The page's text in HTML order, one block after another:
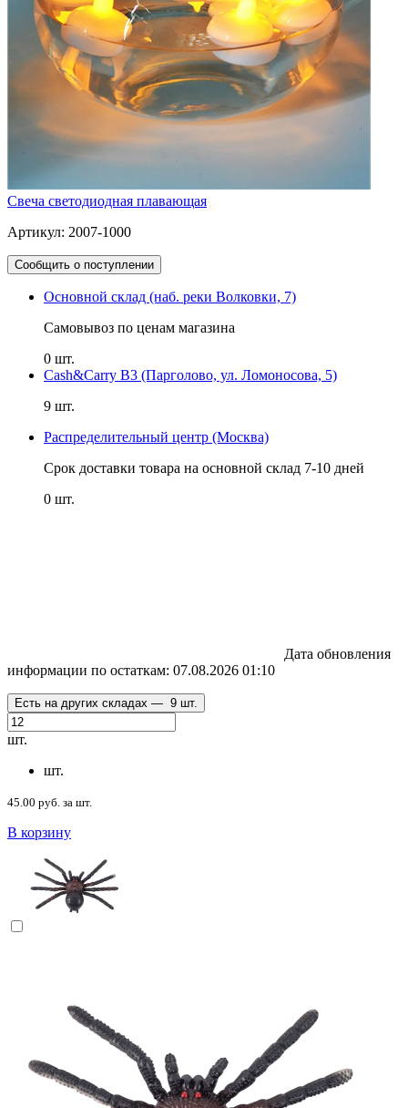
Свеча светодиодная плавающая
Артикул: 2007-1000
Сообщить о поступлении
Основной склад (наб. реки Волковки, 7)
Самовывоз по ценам магазина
0 шт.
Cash&Carry B3 (Парголово, ул. Ломоносова, 5)
9 шт.
Распределительный центр (Москва)
Срок доставки товара на основной склад 7-10 дней
0 шт.
Дата обновления
информации по остаткам: 07.08.2026 01:10
Есть на других складах — 9 шт.
шт.
шт.
45.00 руб. за шт.
В корзину